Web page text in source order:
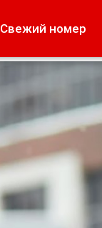
Свежий номер
Лето наших